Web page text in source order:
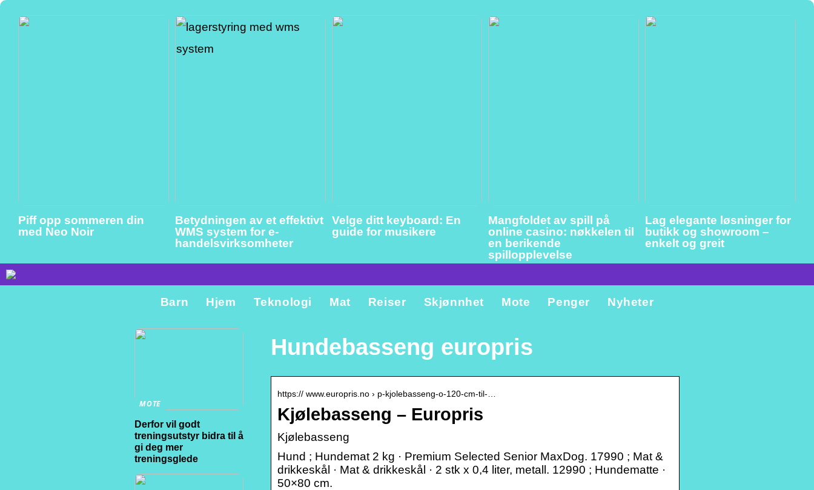
Piff opp sommeren din
med Neo Noir
Betydningen av et effektivt
WMS system for e-
handelsvirksomheter
Velge ditt keyboard: En
guide for musikere
Mangfoldet av spill på
online casino: nøkkelen til
en berikende
spillopplevelse
Lag elegante løsninger for
butikk og showroom –
enkelt og greit
Barn Hjem Teknologi Mat Reiser Skjønnhet Mote Penger Nyheter
Hundebasseng europris
https:// www.europris.no › p-kjolebasseng-o-120-cm-til-…
Kjølebasseng – Europris
Kjølebasseng
Hund ; Hundemat 2 kg · Premium Selected Senior MaxDog. 17990 ; Mat &
drikkeskål · Mat & drikkeskål · 2 stk x 0,4 liter, metall. 12990 ; Hundematte ·
50×80 cm.
MOTE
Derfor vil godt
treningsutstyr bidra til å
gi deg mer
treningsglede